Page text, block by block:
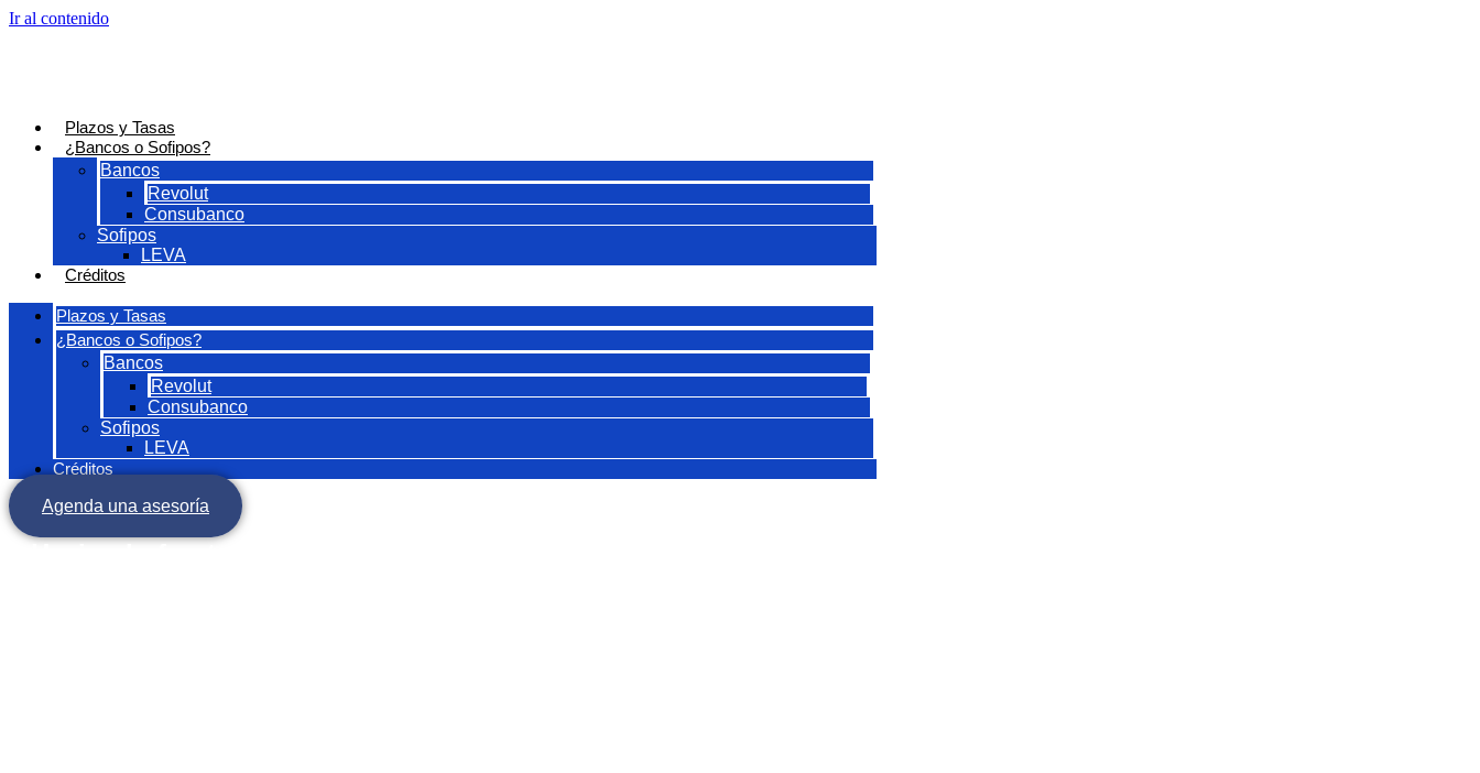
Ir al contenido
Plazos y Tasas
¿Bancos o Sofipos?
Bancos
Revolut
Consubanco
Sofipos
LEVA
Créditos
Plazos y Tasas
¿Bancos o Sofipos?
Bancos
Revolut
Consubanco
Sofipos
LEVA
Créditos
Agenda una asesoría